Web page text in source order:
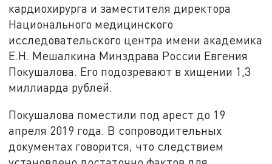
кардиохирурга и заместителя директора
Национального медицинского
исследовательского центра имени академика
Е.Н. Мешалкина Минздрава России Евгения
Покушалова. Его подозревают в хищении 1,3
миллиарда рублей.
Покушалова поместили под арест до 19
апреля 2019 года. В сопроводительных
документах говорится, что следствием